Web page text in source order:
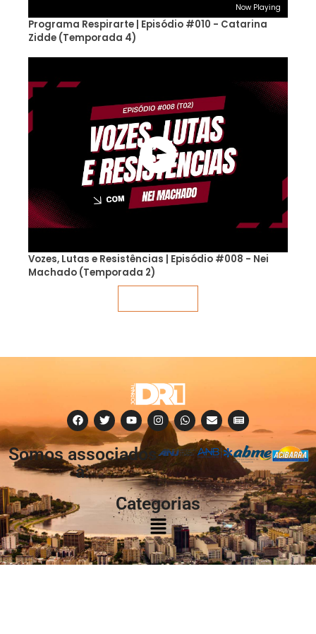
Now Playing
Programa Respirarte | Episódio #010 - Catarina
Zidde (Temporada 4)
Vozes, Lutas e Resistências | Episódio #008 - Nei
Machado (Temporada 2)
Somos associados
à:
Categorias